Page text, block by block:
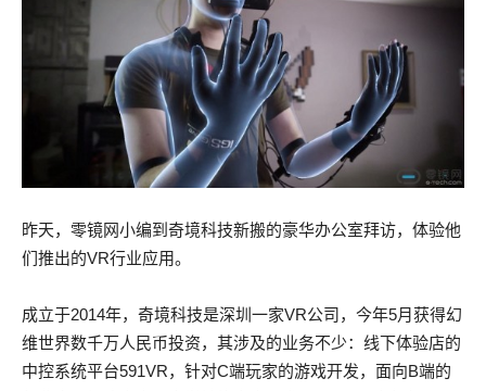
昨天，零镜网小编到奇境科技新搬的豪华办公室拜访，体验他
们推出的VR行业应用。
成立于2014年，奇境科技是深圳一家VR公司，今年5月获得幻
维世界数千万人民币投资，其涉及的业务不少：线下体验店的
中控系统平台591VR，针对C端玩家的游戏开发，面向B端的